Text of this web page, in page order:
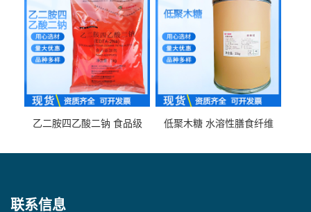
乙二胺四乙酸二钠 食品级
低聚木糖 水溶性膳食纤维
联系信息